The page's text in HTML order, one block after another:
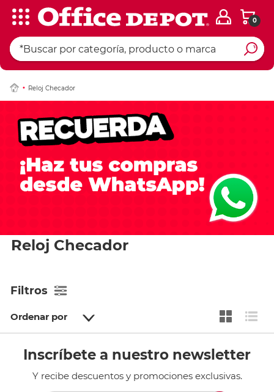
0
Reloj Checador
Reloj Checador
Filtros
Ordenar por
Inscríbete a nuestro newsletter
Y recibe descuentos y promociones exclusivas.